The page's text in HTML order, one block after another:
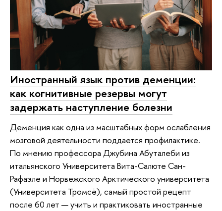
Иностранный язык против деменции:
как когнитивные резервы могут
задержать наступление болезни
Деменция как одна из масштабных форм ослабления
мозговой деятельности поддается профилактике.
По мнению профессора Джубина Абуталеби из
итальянского Университета Вита-Салюте Сан-
Рафаэле и Норвежского Арктического университета
(Университета Тромсё), самый простой рецепт
после 60 лет — учить и практиковать иностранные